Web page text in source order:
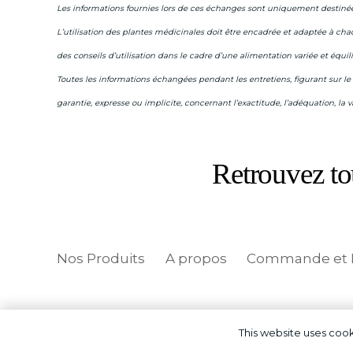
Les informations fournies lors de ces échanges sont uniquement
L’utilisation des plantes médicinales doit être encadrée et adaptée à
des conseils d’utilisation dans le cadre d’une alimentation variée et
Toutes les informations échangées pendant les entretiens, figurant sur
garantie, expresse ou implicite, concernant l’exactitude, l’adéquation,
Retrouvez
Nos Produits A propos Commande et
This website uses